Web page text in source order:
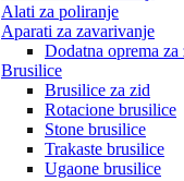
Alati za poliranje
Aparati za zavarivanje
Dodatna oprema
Brusilice
Brusilice za zid
Rotacione brusilice
Stone brusilice
Trakaste brusilice
Ugaone brusilice